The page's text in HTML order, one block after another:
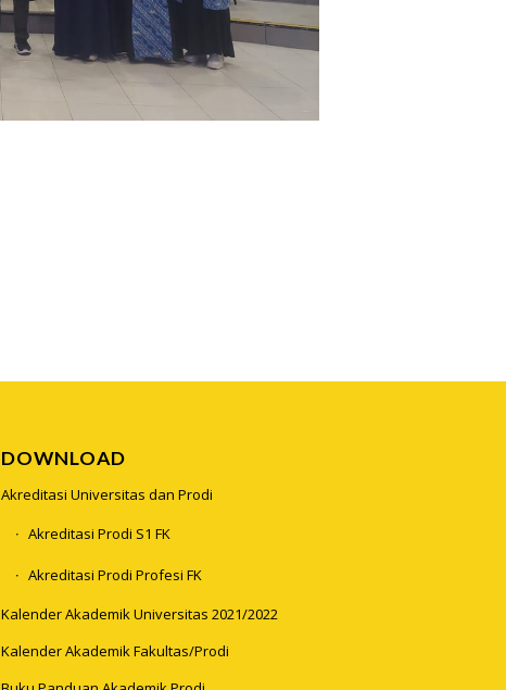
DOWNLOAD
Akreditasi Universitas dan Prodi
Akreditasi Prodi S1 FK
Akreditasi Prodi Profesi FK
Kalender Akademik Universitas 2021/2022
Kalender Akademik Fakultas/Prodi